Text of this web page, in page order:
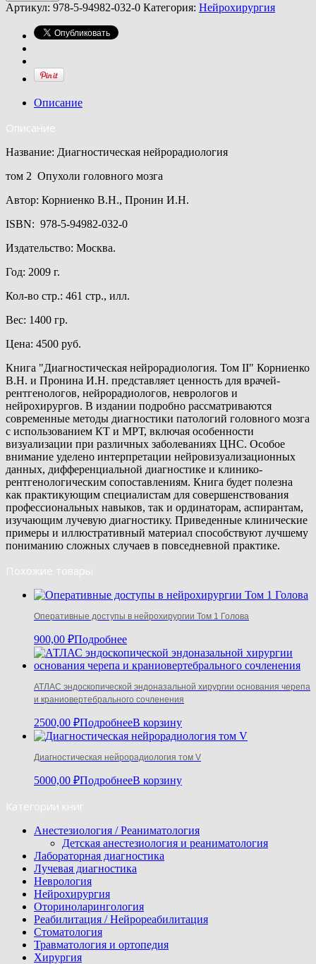
Артикул: 978-5-94982-032-0 Категория: Нейрохирургия
Описание
Описание
Название: Диагностическая нейрорадиология
том 2 Опухоли головного мозга
Автор: Корниенко В.Н., Пронин И.Н.
ISBN: 978-5-94982-032-0
Издательство: Москва.
Год: 2009 г.
Кол-во стр.: 461 стр., илл.
Вес: 1400 гр.
Цена: 4500 руб.
Книга "Диагностическая нейрорадиология. Том II" Корниенко
В.Н. и Пронина И.Н. представляет ценность для врачей-
рентгенологов, нейрорадиологов, неврологов и
нейрохирургов. В издании подробно рассматриваются
современные методы диагностики патологий головного мозга
с использованием КТ и МРТ, включая особенности
визуализации при различных заболеваниях ЦНС. Особое
внимание уделено интерпретации нейровизуализационных
данных, дифференциальной диагностике и клинико-
рентгенологическим сопоставлениям. Книга будет полезна
как практикующим специалистам для совершенствования
профессиональных навыков, так и ординаторам, аспирантам,
изучающим лучевую диагностику. Приведенные клинические
примеры и иллюстративный материал способствуют лучшему
пониманию сложных случаев в повседневной практике.
Похожие товары
Оперативные доступы в нейрохирургии Том 1 Голова
900,00 ₽Подробнее
АТЛАС эндоскопической эндоназальной хирургии основания черепа
и краниовертебрального сочленения
2500,00 ₽ПодробнееВ корзину
Диагностическая нейрорадиология том V
5000,00 ₽ПодробнееВ корзину
Категории книг
Анестезиология / Реаниматология
Детская анестезиология и реаниматология
Лабораторная диагностика
Лучевая диагностика
Неврология
Нейрохирургия
Оториноларингология
Реабилитация / Нейрореабилитация
Стоматология
Травматология и ортопедия
Хирургия